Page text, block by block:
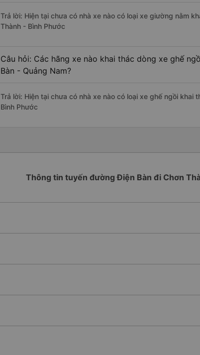
Trả lời: Hiện tại chưa có nhà xe nào có loại xe giường nằm
Thành - Bình Phước
Câu hỏi: Các hãng xe nào khai thác dòng xe ghế
Bàn - Quảng Nam?
Trả lời: Hiện tại chưa có nhà xe nào có loại xe ghế ngồi khai
Bình Phước
Thông tin tuyến đường Điện Bàn đi Chơn